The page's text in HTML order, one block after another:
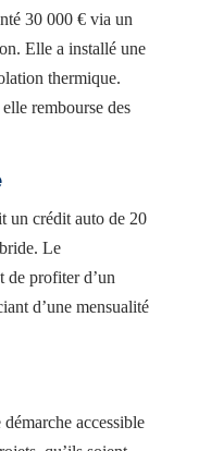
30 000 € via un
Elle a installé une
thermique.
rembourse des
un crédit auto de 20
Le
de profiter d’un
d’une mensualité
accessible